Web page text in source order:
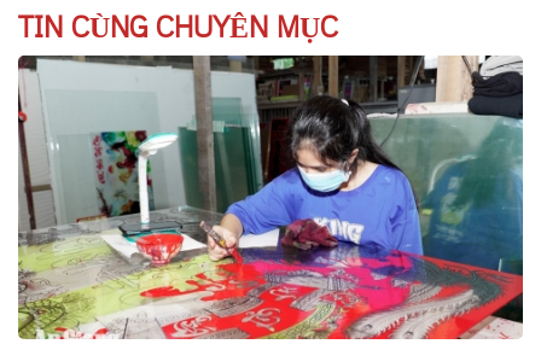
TIN CÙNG CHUYÊN MỤC